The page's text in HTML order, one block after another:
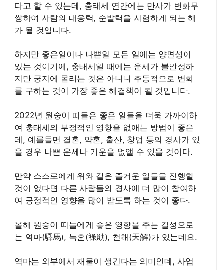
다고 할 수 있는데, 충태세 연간에는 만사가 변화무
쌍하여 사람의 대응력, 순발력을 시험하게 되는 해
가 될 것입니다.
하지만 좋은일이나 나쁜일 모든 일에는 양면성이
있는 것이기에, 충태세일 때에는 운세가 불안정하
지만 궁지에 몰리는 것은 아니니 주동적으로 변화
를 구하는 것이 가장 좋은 해결책이 될 것입니다.
2022년 원숭이 띠들은 좋은 일들을 더욱 가까이하
여 충태세의 부정적인 영향을 없애는 방법이 좋은
데, 예를들면 결혼, 약혼, 출산, 창업 등의 경사가 있
을 경우 나쁜 운세나 기운을 없앨 수 있을 것이다.
만약 스스로에게 위와 같은 즐거운 일들을 진행할
것이 없다면 다른 사람들의 경사에 더 많이 참여하
여 긍정적인 영향을 많이 받도록 하는 것이 좋다.
올해 원숭이 띠들에게 좋은 영향을 주는 길성으로
는 역마(驛馬), 녹훈(祿勛), 천해(天解)가 있는데요.
역마는 외부에서 재물이 생긴다는 의미인데, 사업